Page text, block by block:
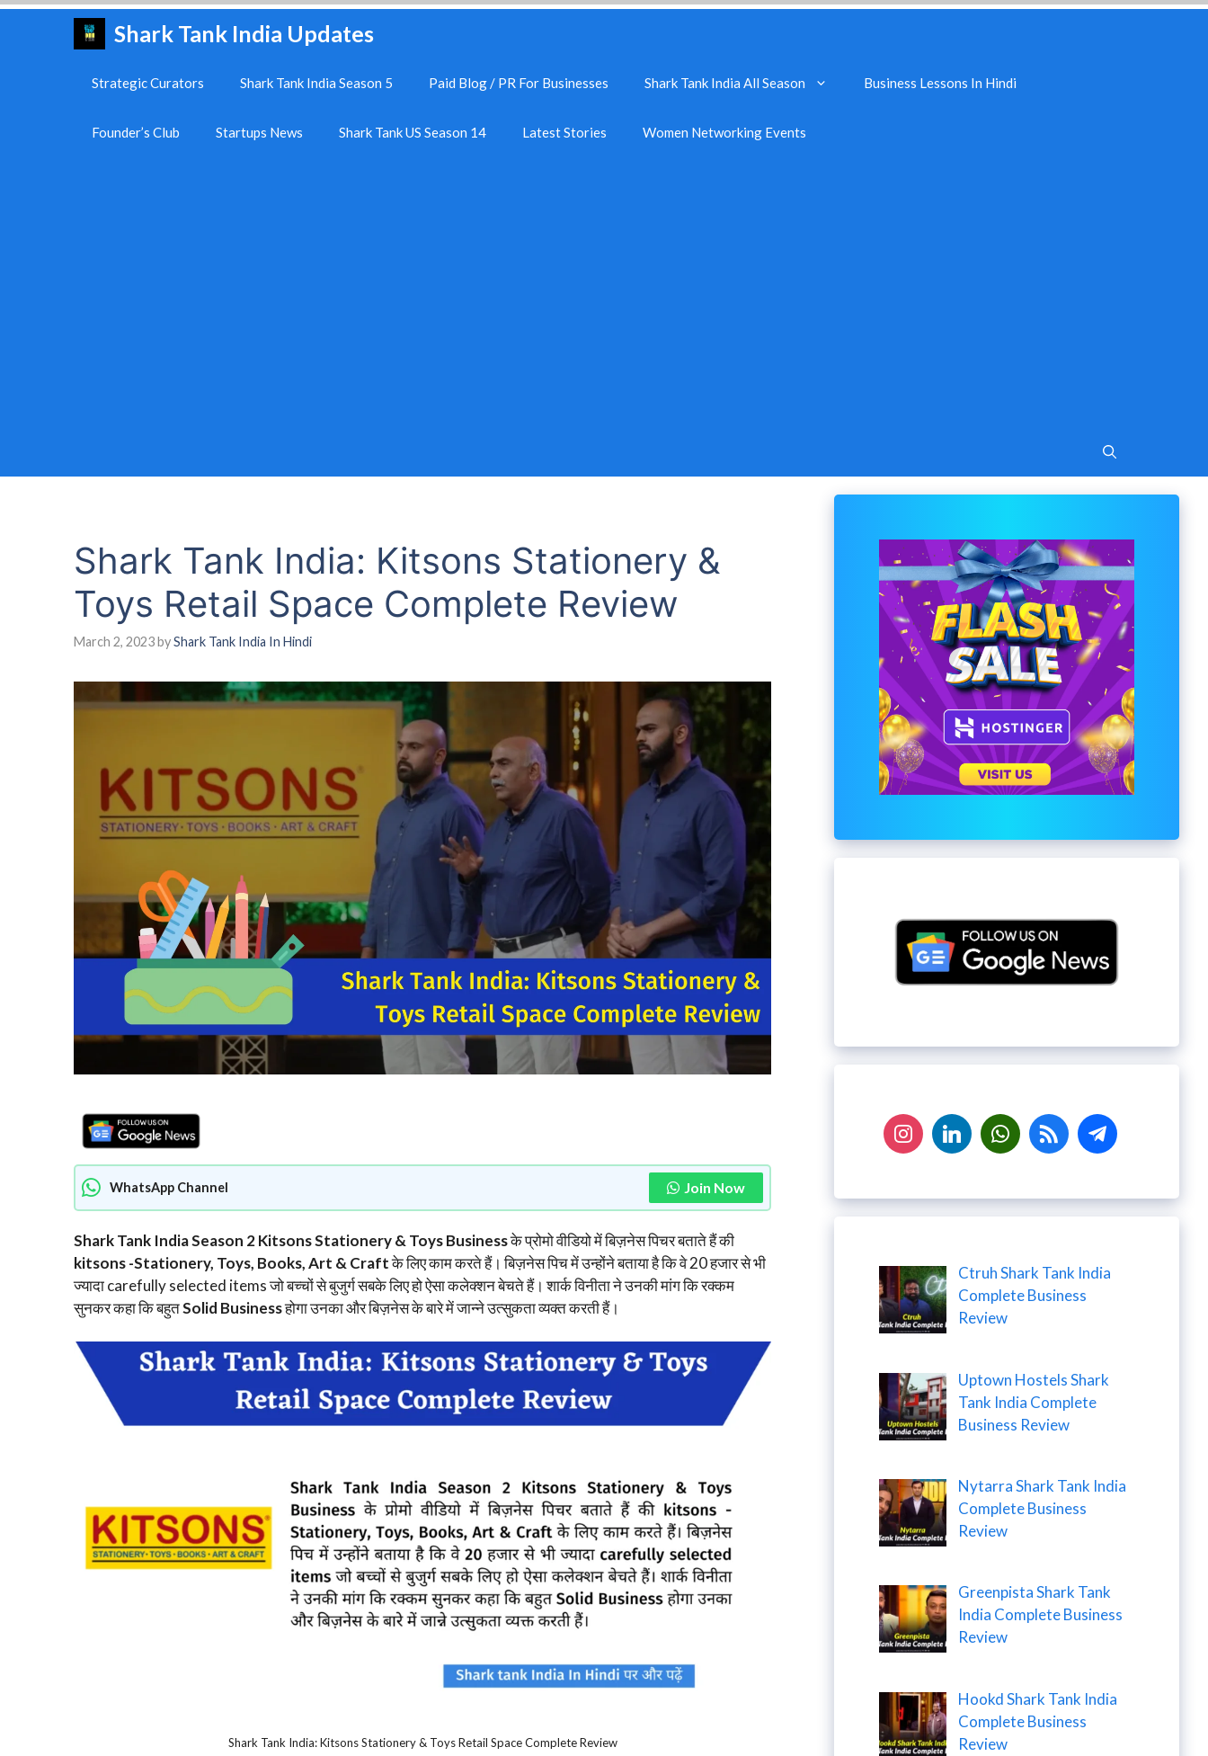
Shark Tank India Updates
Strategic Curators Shark Tank India Season 5 Paid Blog / PR For Businesses Shark Tank India All Season Business Lessons In Hindi
Founder’s Club Startups News Shark Tank US Season 14 Latest Stories Women Networking Events
Shark Tank India: Kitsons Stationery &
Toys Retail Space Complete Review
March 2, 2023byShark Tank India In Hindi
WhatsApp Channel Join Now
Shark Tank India Season 2 Kitsons Stationery & Toys Businessके प्रोमो वीडियो में बिज़नेस पिचर बताते हैं की
kitsons -Stationery, Toys, Books, Art & Craftके लिए काम करते हैं। बिज़नेस पिच में उन्होंने बताया है कि वे 20 हजार से भी
ज्यादा carefully selected items जो बच्चों से बुजुर्ग सबके लिए हो ऐसा कलेक्शन बेचते हैं। शार्क विनीता ने उनकी मांग कि रक्कम
सुनकर कहा कि बहुतSolid Businessहोगा उनका और बिज़नेस के बारे में जान्ने उत्सुकता व्यक्त करती हैं।
Shark Tank India: Kitsons Stationery & Toys Retail Space Complete Review
Ctruh Shark Tank India
Complete Business
Review
Uptown Hostels Shark
Tank India Complete
Business Review
Nytarra Shark Tank India
Complete Business
Review
Greenpista Shark Tank
India Complete Business
Review
Hookd Shark Tank India
Complete Business
Review